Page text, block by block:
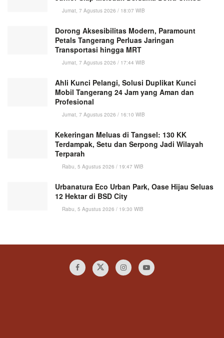
Jumat, 7 Agustus 2026 / 18:07 WIB
Dorong Aksesibilitas Modern, Paramount
Petals Tangerang Perluas Jaringan
Transportasi hingga MRT
Jumat, 7 Agustus 2026 / 17:44 WIB
Ahli Kunci Pelangi, Solusi Duplikat Kunci
Mobil Tangerang 24 Jam yang Aman dan
Profesional
Jumat, 7 Agustus 2026 / 16:10 WIB
Kekeringan Meluas di Tangsel: 130 KK
Terdampak, Setu dan Serpong Jadi Wilayah
Terparah
Rabu, 5 Agustus 2026 / 19:47 WIB
Urbanatura Eco Urban Park, Oase Hijau Seluas
12 Hektar di BSD City
Rabu, 5 Agustus 2026 / 19:30 WIB